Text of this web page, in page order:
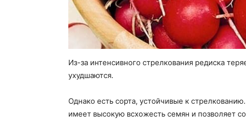
Из-за интенсивного стрелкования редиска
ухудшаются.
Однако есть сорта, устойчивые к
имеет высокую всхожесть семян и позволяет